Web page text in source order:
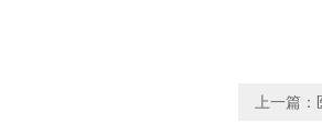
上一篇：